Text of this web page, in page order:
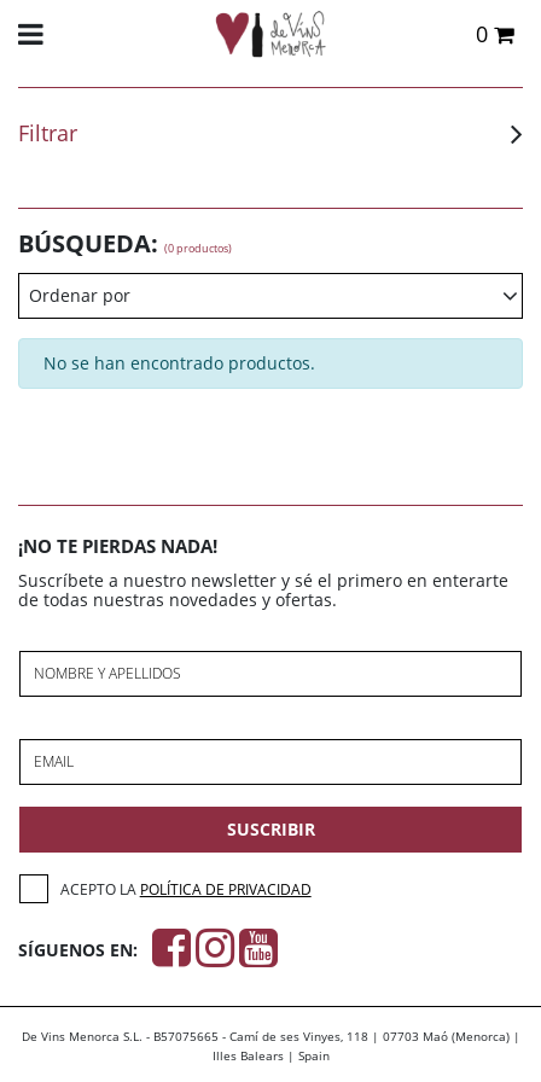
0
Filtrar
BÚSQUEDA: (0 productos)
Ordenar por
No se han encontrado productos.
¡NO TE PIERDAS NADA!
Suscríbete a nuestro newsletter y sé el primero en enterarte
de todas nuestras novedades y ofertas.
NOMBRE Y APELLIDOS
EMAIL
SUSCRIBIR
ACEPTO LA POLÍTICA DE PRIVACIDAD
SÍGUENOS EN:
De Vins Menorca S.L. - B57075665 - Camí de ses Vinyes, 118 | 07703 Maó (Menorca) |
Illes Balears | Spain